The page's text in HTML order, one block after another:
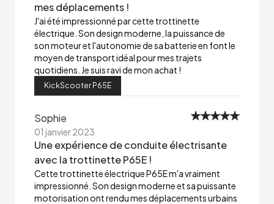
mes déplacements !
J'ai été impressionné par cette trottinette
électrique. Son design moderne, la puissance de
son moteur et l'autonomie de sa batterie en font le
moyen de transport idéal pour mes trajets
quotidiens. Je suis ravi de mon achat !
KickScooter P65E
Sophie
01 janvier 2023
Une expérience de conduite électrisante
avec la trottinette P65E !
Cette trottinette électrique P65E m'a vraiment
impressionné. Son design moderne et sa puissante
motorisation ont rendu mes déplacements urbains